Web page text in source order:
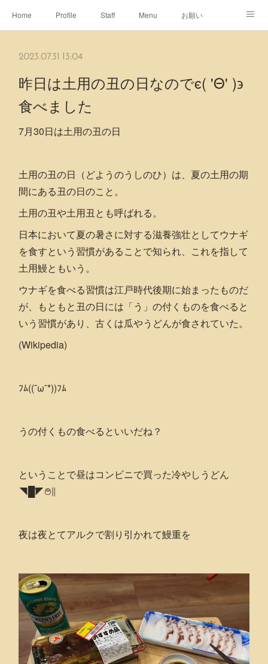
Home Profile Staff Menu お願い
2023.07.31 13:04
昨日は土用の丑の日なのでϵ( 'Θ' )϶
食べました
7月30日は土用の丑の日
土用の丑の日（どようのうしのひ）は、夏の土用の期
間にある丑の日のこと。
土用の丑や土用丑とも呼ばれる。
日本において夏の暑さに対する滋養強壮としてウナギ
を食すという習慣があることで知られ、これを指して
土用鰻ともいう。
ウナギを食べる習慣は江戸時代後期に始まったものだ
が、もともと丑の日には「う」の付くものを食べると
いう習慣があり、古くは瓜やうどんが食されていた。
(Wikipedia)
ﾌﾑ((¯ω¯*))ﾌﾑ
うの付くもの食べるといいだね？
ということで昼はコンビニで買った冷やしうどん
◥█̆̈◤࿉∥
夜は夜とてアルクで割り引かれて鰻重を